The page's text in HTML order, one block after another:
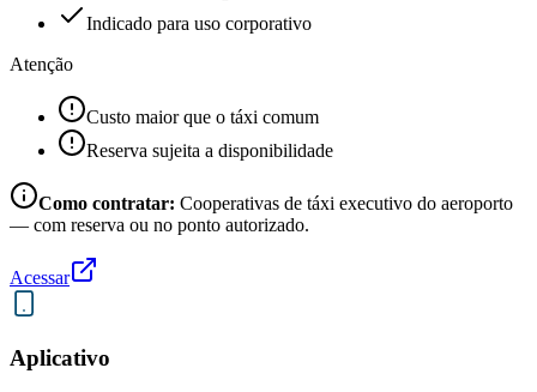
Indicado para uso corporativo
Atenção
Custo maior que o táxi comum
Reserva sujeita a disponibilidade
Como contratar: Cooperativas de táxi executivo do aeroporto
— com reserva ou no ponto autorizado.
Acessar
Aplicativo